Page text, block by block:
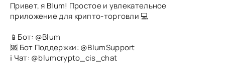
Привет, я Blum! Простое и увлекательное
приложение для крипто-торговли 💻
📱Бот: @Blum
🆘 Бот Поддержки: @BlumSupport
ℹ️ Чат: @blumcrypto_cis_chat